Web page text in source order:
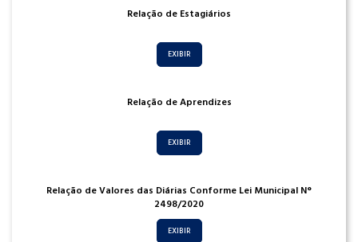
Relação de Estagiários
EXIBIR
Relação de Aprendizes
EXIBIR
Relação de Valores das Diárias Conforme Lei Municipal N°
2498/2020
EXIBIR